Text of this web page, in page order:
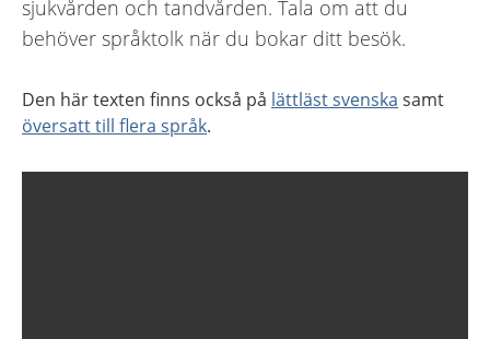
sjukvården och tandvården. Tala om att du
behöver språktolk när du bokar ditt besök.
Den här texten finns också på lättläst svenska samt
översatt till flera språk.